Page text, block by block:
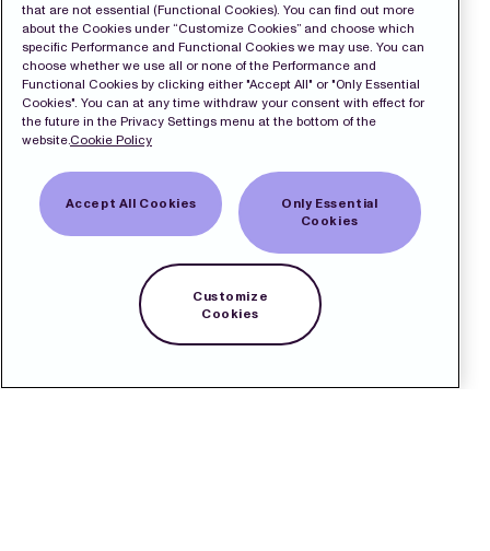
that are not essential (Functional Cookies). You can find out more
about the Cookies under “Customize Cookies” and choose which
specific Performance and Functional Cookies we may use. You can
choose whether we use all or none of the Performance and
Functional Cookies by clicking either "Accept All" or "Only Essential
Cookies". You can at any time withdraw your consent with effect for
the future in the Privacy Settings menu at the bottom of the
website.Cookie Policy
Accept All Cookies
Only Essential
Cookies
Customize
Cookies